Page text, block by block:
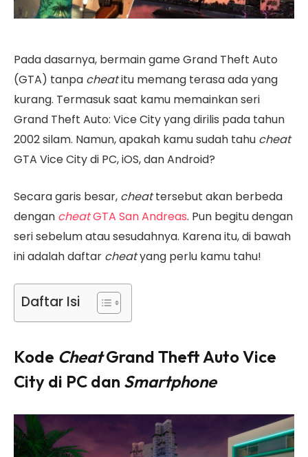
Pada dasarnya, bermain game Grand Theft Auto
(GTA) tanpa cheatitu memang terasa ada yang
kurang. Termasuk saat kamu memainkan seri
Grand Theft Auto: Vice City yang dirilis pada tahun
2002 silam. Namun, apakah kamu sudah tahu cheat
GTA Vice City di PC, iOS, dan Android?
Secara garis besar, cheattersebut akan berbeda
dengan cheatGTA San Andreas. Pun begitu dengan
seri sebelum atau sesudahnya. Karena itu, di bawah
ini adalah daftar cheatyang perlu kamu tahu!
Daftar Isi
Kode CheatGrand Theft Auto Vice
City di PC dan Smartphone